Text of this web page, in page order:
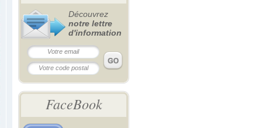
Découvrez
notre lettre
d'information
FaceBook